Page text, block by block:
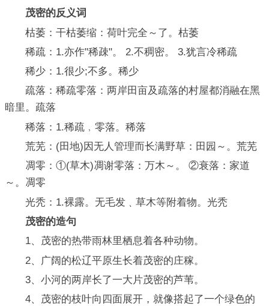
茂密的反义词
枯萎：干枯萎缩：荷叶完全～了。枯萎
稀疏：1.亦作"稀疎"。 2.不稠密。 3.犹言冷稀疏
稀少：1.很少;不多。稀少
疏落：稀疏零落：两岸田亩及疏落的村屋都消融在黑
暗里。疏落
稀落：1.稀疏﹐零落。稀落
荒芜：(田地)因无人管理而长满野草：田园～。荒芜
凋零：①(草木)凋谢零落：万木～。 ②衰落：家道
～。凋零
光秃：1.裸露。无毛发﹑草木等附着物。光秃
茂密的造句
1、茂密的热带雨林里栖息着各种动物。
2、广阔的松辽平原生长着茂密的庄稼。
3、小河的两岸长了一大片茂密的芦苇。
4、茂密的枝叶向四面展开，就像搭起了一个绿色的